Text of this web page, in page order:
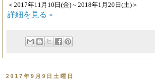
＜2017年11月10日(金)～2018年1月20日(土)＞
詳細を見る »
2017年9月9日土曜日